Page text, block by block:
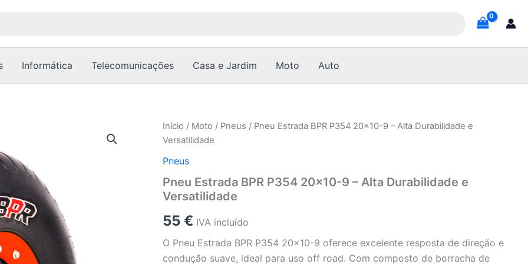
Informática Telecomunicações Casa e Jardim Moto Auto
Início / Moto / Pneus / Pneu Estrada BPR P354 20×10-9 – Alta Durabilidade e
Versatilidade
Pneus
Pneu Estrada BPR P354 20×10-9 – Alta Durabilidade e
Versatilidade
55€ IVA incluído
O Pneu Estrada BPR P354 20×10-9 oferece excelente resposta de direção e
condução suave, ideal para uso off road. Com composto de borracha de
Quantidade
de
Estrada
P354
20x10-
-
Durabilidade